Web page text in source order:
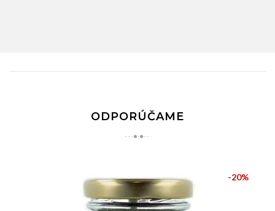
ODPORÚČAME
-20%